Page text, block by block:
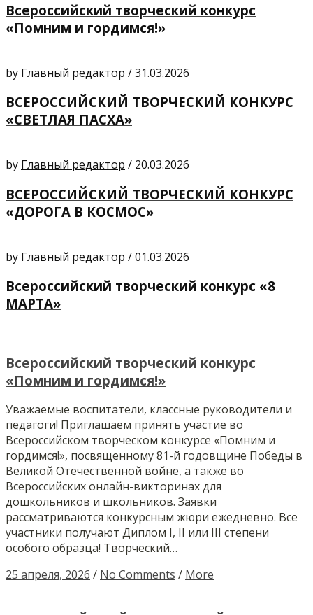
Всероссийский творческий конкурс
«Помним и гордимся!»
by Главный редактор /31.03.2026
ВСЕРОССИЙСКИЙ ТВОРЧЕСКИЙ КОНКУРС
«СВЕТЛАЯ ПАСХА»
by Главный редактор / 20.03.2026
ВСЕРОССИЙСКИЙ ТВОРЧЕСКИЙ КОНКУРС
«ДОРОГА В КОСМОС»
by Главный редактор /01.03.2026
Всероссийский творческий конкурс «8
МАРТА»
Всероссийский творческий конкурс
«Помним и гордимся!»
Уважаемые воспитатели, классные руководители и
педагоги! Приглашаем принять участие во
Всероссийском творческом конкурсе «Помним и
гордимся!», посвященному 81-й годовщине Победы в
Великой Отечественной войне, а также во
Всероссийских онлайн-викторинах для
дошкольников и школьников. Заявки
рассматриваются конкурсным жюри ежедневно. Все
участники получают Диплом I, II или III степени
особого образца! Творческий…
25 апреля, 2026 / No Comments / More